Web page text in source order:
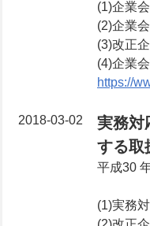
(1)企業
(2)企業
(3)改正
(4)企業
https://
2018-03-02
実務対
する取
平成30
(1)実務